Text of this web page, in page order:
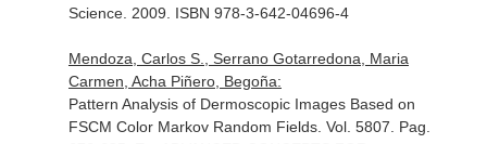
Science. 2009. ISBN 978-3-642-04696-4
Mendoza, Carlos S., Serrano Gotarredona, Maria
Carmen, Acha Piñero, Begoña:
Pattern Analysis of Dermoscopic Images Based on
FSCM Color Markov Random Fields. Vol. 5807. Pag.